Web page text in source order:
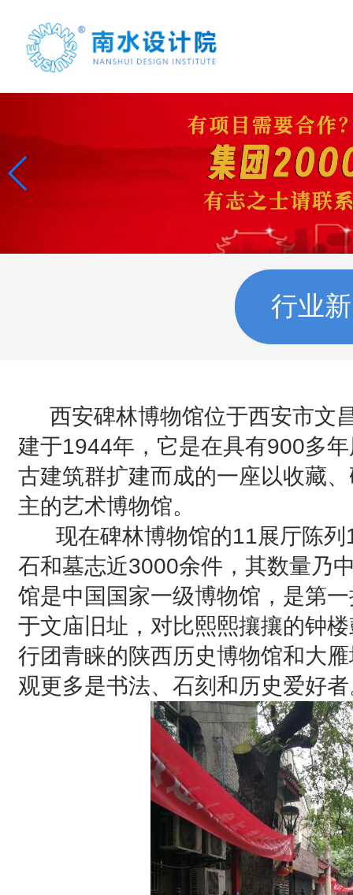
案例展示
行业
西安碑林博物馆位于西安市文
建于1944年，它是在具有900多
古建筑群扩建而成的一座以收藏
主的艺术博物馆。
现在碑林博物馆的11展厅陈列
石和墓志近3000余件，其数量乃
馆是中国国家一级博物馆，是第
于文庙旧址，对比熙熙攘攘的钟
行团青睐的陕西历史博物馆和大
观更多是书法、石刻和历史爱好